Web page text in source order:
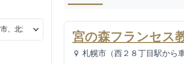
宮の森フランセス
札幌市（西２８丁目駅から